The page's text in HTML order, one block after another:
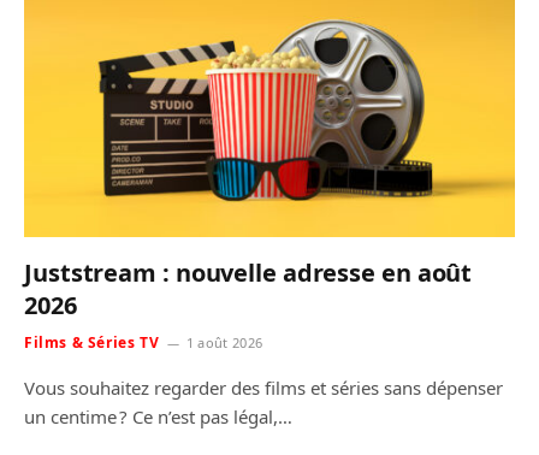
Juststream : nouvelle adresse en août
2026
Films & Séries TV 1 août 2026
Vous souhaitez regarder des films et séries sans dépenser
un centime ? Ce n’est pas légal,…